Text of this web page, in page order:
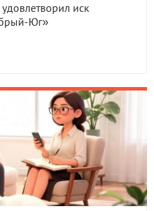
иск
Юг»